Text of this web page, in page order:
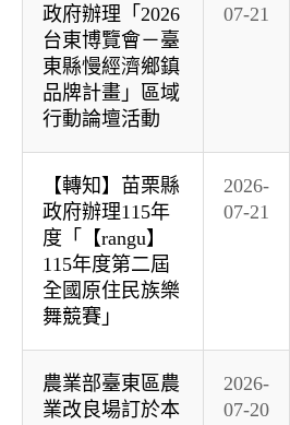
政府辦理「2026
台東博覽會－臺
東縣慢經濟鄉鎮
品牌計畫」區域
行動論壇活動
07-21
【轉知】苗栗縣
政府辦理115年
度「【rangu】
115年度第二屆
全國原住民族樂
舞競賽」
2026-
07-21
農業部臺東區農
業改良場訂於本
2026-
07-20